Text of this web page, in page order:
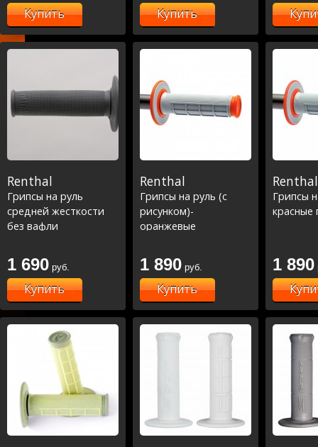
Купить Купить
Renthal
Грипсы на руль
средней жесткости
без вафли
1 690 руб.
Купить
Renthal
Грипсы на руль (с
рисунком)-
оранжевые
1 890 руб.
Купить
Renthal
Грипсы
красные
1 890